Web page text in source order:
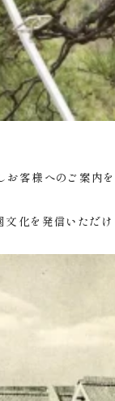
お客様へのご案内を
文化を発信いただけ